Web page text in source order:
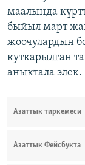
маалында
быйыл март
жоочулардын
куткарылган
аныктала элек.
Азаттык тиркемеси
Азаттык Фейсбукта